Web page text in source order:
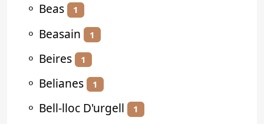
⚬ Beas 1
⚬ Beasain 1
⚬ Beires 1
⚬ Belianes 1
⚬ Bell-lloc D'urgell 1